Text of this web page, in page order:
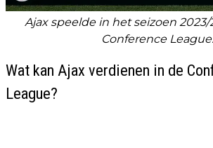
Ajax speelde in het seizoen
Conference League.
Wat kan Ajax verdienen in de
League?